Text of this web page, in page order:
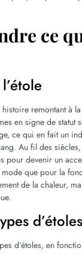
ce
histoire remontant à
en signe de statut
ce qui en fait un
Au fil des siècles,
pour devenir un
que pour la
de la chaleur,
d’étoles
d’étoles, en